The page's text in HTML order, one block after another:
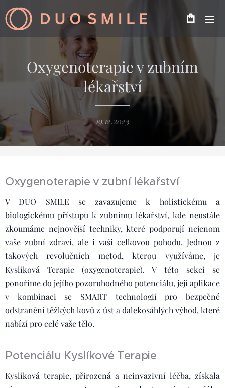
Oxygenoterapie v zubním
lékařství
19.12.2023
Oxygenoterapie v zubní lékařství
V DUO SMILE se zavazujeme k holistickému a
biologickému přístupu k zubnímu lékařství, kde neustále
zkoumáme nejnovější techniky, které podporují nejenom
vaše zubní zdraví, ale i vaši celkovou pohodu. Jednou z
takových revolučních metod, kterou využíváme, je
Kyslíková Terapie (oxygenoterapie). V této sekci se
ponoříme do jejího pozoruhodného potenciálu, její aplikace
v kombinaci se SMART technologií pro bezpečné
odstranění těžkých kovů z úst a dalekosáhlých výhod, které
nabízí pro celé vaše tělo.
Potenciálu Kyslíkové Terapie
Kyslíková terapie, přirozená a neinvazivní léčba, získala